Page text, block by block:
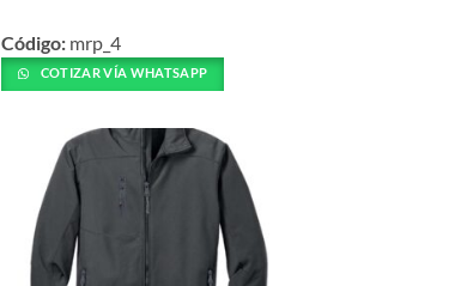
producto
tiene
opciones
pueden
elegir
Código: mrp_4
COTIZAR VÍA WHATSAPP